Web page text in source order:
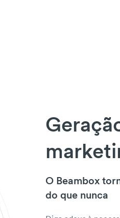
O Beambox
do que nunca